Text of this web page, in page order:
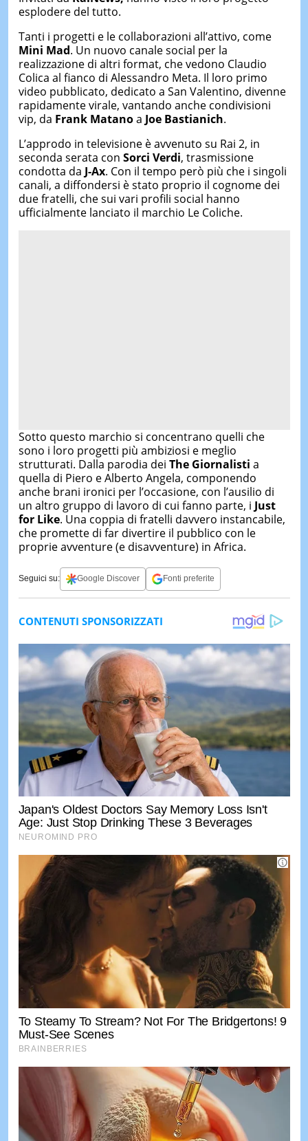
esplodere del tutto.
Tanti i progetti e le collaborazioni all’attivo, come
Mini Mad. Un nuovo canale social per la
realizzazione di altri format, che vedono Claudio
Colica al fianco di Alessandro Meta. Il loro primo
video pubblicato, dedicato a San Valentino, divenne
rapidamente virale, vantando anche condivisioni
vip, da Frank Matanoa Joe Bastianich.
L’approdo in televisione è avvenuto su Rai 2, in
seconda serata con Sorci Verdi, trasmissione
condotta da J-Ax. Con il tempo però più che i singoli
canali, a diffondersi è stato proprio il cognome dei
due fratelli, che sui vari profili social hanno
ufficialmente lanciato il marchio Le Coliche.
Sotto questo marchio si concentrano quelli che
sono i loro progetti più ambiziosi e meglio
strutturati. Dalla parodia dei The Giornalisti a
quella di Piero e Alberto Angela, componendo
anche brani ironici per l’occasione, con l’ausilio di
un altro gruppo di lavoro di cui fanno parte, i Just
for Like. Una coppia di fratelli davvero instancabile,
che promette di far divertire il pubblico con le
proprie avventure (e disavventure) in Africa.
Seguici su: Google Discover Fonti preferite